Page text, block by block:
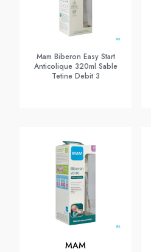
Mam Biberon Easy Start
Anticolique 320ml Sable
Tetine Debit 3
MAM